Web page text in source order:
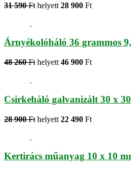
31 590 Ft helyett 28 900 Ft
Árnyékolóháló 36 grammos
48 260 Ft helyett 46 900 Ft
Csirkeháló galvanizált 30 x
28 900 Ft helyett 22 490 Ft
Kertirács műanyag 10 x 10